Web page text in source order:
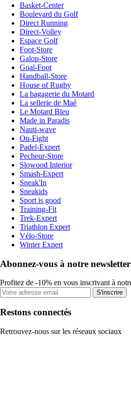
Basket-Center
Boulevard du Golf
Direct Running
Direct-Volley
Espace Golf
Foot-Store
Galop-Store
Goal-Foot
Handball-Store
House of Rugby
La bagagerie du Motard
La sellerie de Maé
Le Motard Bleu
Made in Paradis
Nauti-wave
On-Fight
Padel-Expert
Pecheur-Store
Slowood Interior
Smash-Expert
Sneak'In
Sneakids
Sport is good
Training-Fit
Trek-Expert
Triathlon Expert
Vélo-Store
Winter Expert
Abonnez-vous à notre newsletter
Profitez de -10% en vous inscrivant à
S'inscrire
Restons connectés
Retrouvez-nous sur les réseaux sociaux